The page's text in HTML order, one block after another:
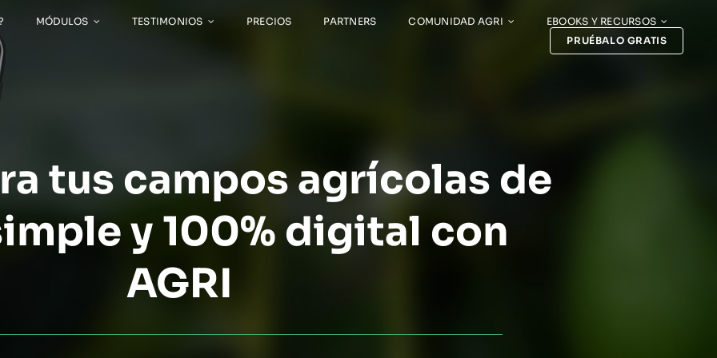
MÓDULOS TESTIMONIOS PRECIOS PARTNERS COMUNIDAD AGRI
EBOOKS Y RECURSOS
PRUÉBALO GRATIS
tus campos agrícolas de
y 100% digital con
AGRI